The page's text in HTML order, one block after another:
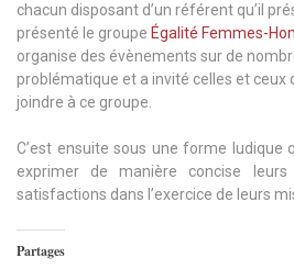
chacun disposant d’un référent qu’il
présenté le groupe Égalité Femmes-
organise des évènements sur de
problématique et a invité celles et ceux
joindre à ce groupe.
C’est ensuite sous une forme ludique
exprimer de manière concise
satisfactions dans l’exercice de leurs
Partages